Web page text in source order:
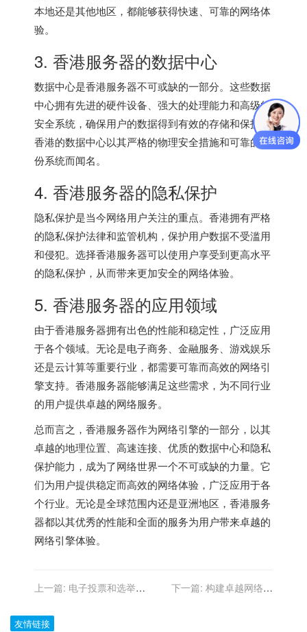
本地还是其他地区，都能够获得快速、可靠的网络体
验。
3. 香港服务器的数据中心
数据中心是香港服务器不可或缺的一部分。这些数据
中心拥有先进的硬件设备、强大的处理能力和高级的
安全系统，确保用户的数据得到有效的存储和保护。
香港的数据中心以其严格的物理安全措施和可靠的备
份系统而闻名。
4. 香港服务器的隐私保护
隐私保护是当今网络用户关注的重点。香港拥有严格
的隐私保护法律和监管机构，保护用户数据不受滥用
和侵犯。选择香港服务器可以使用户享受到更高水平
的隐私保护，从而带来更加安全的网络体验。
5. 香港服务器的应用领域
由于香港服务器拥有出色的性能和稳定性，广泛应用
于各个领域。无论是电子商务、金融服务、游戏娱乐
还是云计算等重要行业，都需要可靠而高效的网络引
擎支持。香港服务器能够满足这些需求，为不同行业
的用户提供卓越的网络服务。
总而言之，香港服务器作为网络引擎的一部分，以其
卓越的地理位置、高速连接、优质的数据中心和隐私
保护能力，成为了网络世界一个不可或缺的力量。它
们为用户提供稳定而高效的网络体验，广泛应用于各
个行业。无论是全球范围内还是亚洲地区，香港服务
器都以其优秀的性能和全面的服务为用户带来卓越的
网络引擎体验。
上一篇: 电子投票和选举支
下一篇: 构建卓越网络体
友情链接